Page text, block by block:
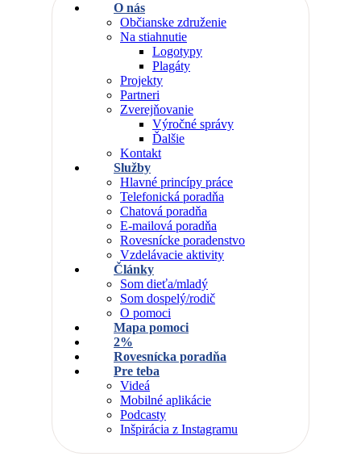
O nás
Občianske združenie
Na stiahnutie
Logotypy
Plagáty
Projekty
Partneri
Zverejňovanie
Výročné správy
Ďalšie
Kontakt
Služby
Hlavné princípy práce
Telefonická poradňa
Chatová poradňa
E-mailová poradňa
Rovesnícke poradenstvo
Vzdelávacie aktivity
Články
Som dieťa/mladý
Som dospelý/rodič
O pomoci
Mapa pomoci
2%
Rovesnícka poradňa
Pre teba
Videá
Mobilné aplikácie
Podcasty
Inšpirácia z Instagramu